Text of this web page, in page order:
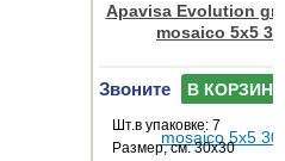
Apavisa Evolution
mosaico 5x5
Звоните В КОРЗИНУ
Шт.в упаковке: 7
Размер, см: 30x30